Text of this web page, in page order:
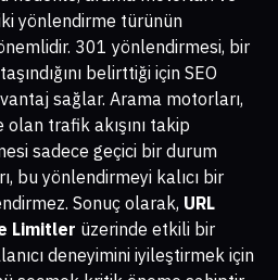
iki yönlendirme türünün
301 yönlendirmesi, bir
belirttiği için SEO
sağlar. Arama motorları,
trafik akışını takip
sadece geçici bir durum
bu yönlendirmeyi kalıcı bir
Sonuç olarak, URL
Limitler üzerinde etkili bir
deneyimini iyileştirmek için